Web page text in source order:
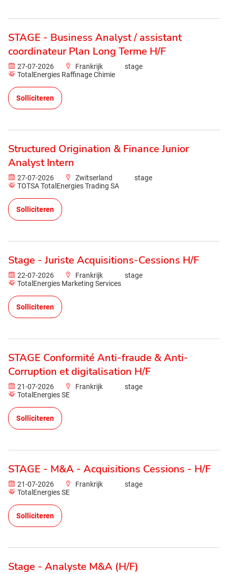
STAGE - Business Analyst / assistant
coordinateur Plan Long Terme H/F
27-07-2026 Frankrijk
stage
TotalEnergies Raffinage Chimie
Solliciteren
Structured Origination & Finance Junior
Analyst Intern
27-07-2026 Zwitserland
stage
TOTSA TotalEnergies Trading SA
Solliciteren
Stage - Juriste Acquisitions-Cessions H/F
22-07-2026 Frankrijk
stage
TotalEnergies Marketing Services
Solliciteren
STAGE Conformité Anti-fraude & Anti-
Corruption et digitalisation H/F
21-07-2026 Frankrijk
stage
TotalEnergies SE
Solliciteren
STAGE - M&A - Acquisitions Cessions - H/F
21-07-2026 Frankrijk
stage
TotalEnergies SE
Solliciteren
Stage - Analyste M&A (H/F)